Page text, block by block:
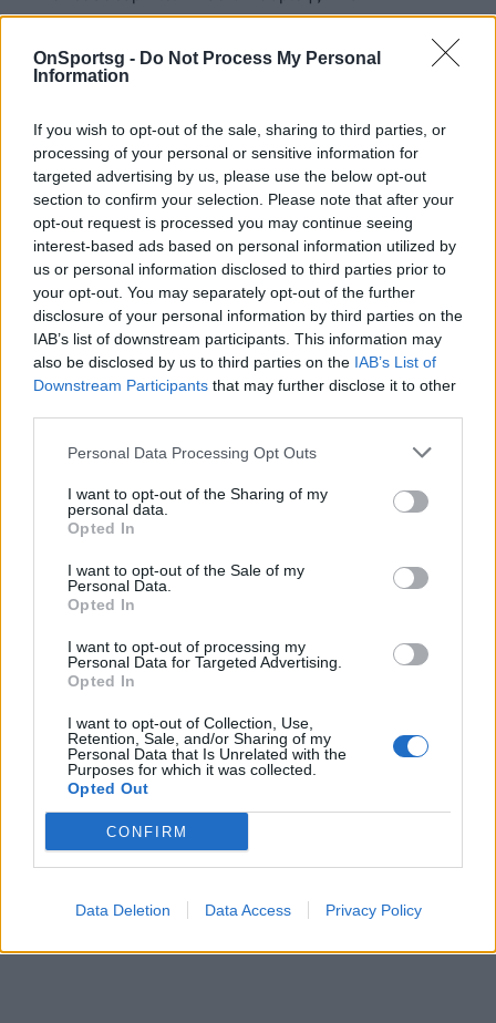
OnSportsg - Do Not Process My Personal
Information
If you wish to opt-out of the sale, sharing to third parties, or
processing of your personal or sensitive information for
targeted advertising by us, please use the below opt-out
section to confirm your selection. Please note that after your
opt-out request is processed you may continue seeing
interest-based ads based on personal information utilized by
us or personal information disclosed to third parties prior to
your opt-out. You may separately opt-out of the further
disclosure of your personal information by third parties on the
IAB’s list of downstream participants. This information may
also be disclosed by us to third parties on the IAB’s List of
Downstream Participants that may further disclose it to other
Personal Data Processing Opt Outs
I want to opt-out of the Sharing of my
personal data.
Opted In
I want to opt-out of the Sale of my
Personal Data.
Opted In
I want to opt-out of processing my
Personal Data for Targeted Advertising.
Opted In
I want to opt-out of Collection, Use,
Retention, Sale, and/or Sharing of my
Personal Data that Is Unrelated with the
Purposes for which it was collected.
Opted Out
CONFIRM
Data Deletion Data Access Privacy Policy
Σπόρτινγκ Λισαβόνας - Ντόρτμουντ0-3
19:45 Κλαμπ Μπριζ - Αταλάντα (COSMOTE
SPORT 3HD)
22:00 Φέγενορντ - Μίλαν (COSMOTE SPORT
3HD)
22:00 Σέλτικ - Μπάγερν Μονάχου (COSMOTE
SPORT 2HD & COSMOTE SPORT 4K, MEGA)
22:00 Μονακό - Μπενφίκα (COSMOTE SPORT
5HD)
Οι επαναληπτικοί των play offs του Champions
League θα διεξαχθούν το διήμερο 18 και 19
Παιχνίδι από παντού στη Novibet με το
νέο Mobile App
Champions League UEFA Champions League
COMMENTS
Συνδεθείτε για να σχολιάσετε